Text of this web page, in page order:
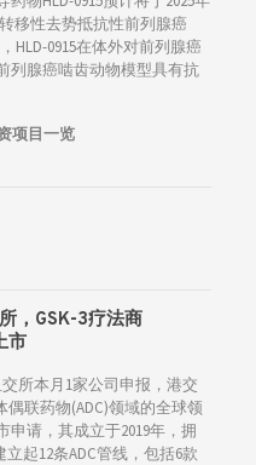
移性去势抵抗性前列腺癌
HLD-0915在体外对前列腺癌
列腺癌啮齿动物模型具有抗
项目一览
，GSK-3疗法商
市
所本月1家公司申报，港交
联药物(ADC)领域的全球领
请，其成立于2019年，拥
起12条ADC管线，包括6款